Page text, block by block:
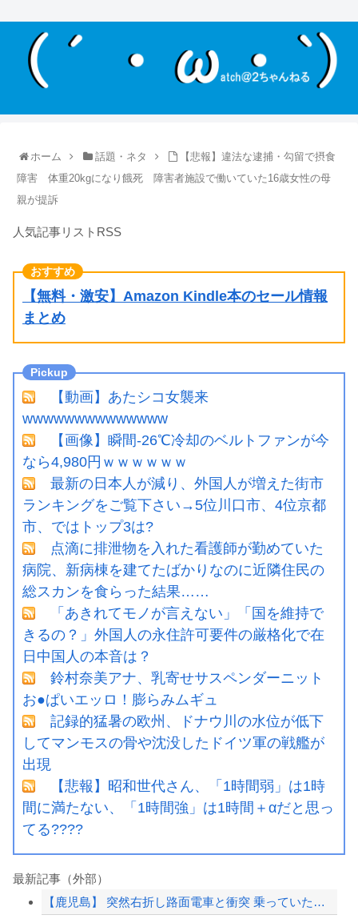
ホーム 話題・ネタ
【悲報】違法な逮捕・勾留で摂食
障害 体重20kgになり餓死 障害者施設で働いていた16歳女性の母
親が提訴
人気記事リストRSS
【無料・激安】Amazon Kindle本のセール情報
まとめ
【動画】あたシコ女襲来
wwwwwwwwwwwwww
【画像】瞬間-26℃冷却のベルトファンが今
なら4,980円ｗｗｗｗｗｗ
最新の日本人が減り、外国人が増えた街市
ランキングをご覧下さい→5位川口市、4位京都
市、ではトップ3は?
点滴に排泄物を入れた看護師が勤めていた
病院、新病棟を建てたばかりなのに近隣住民の
総スカンを食らった結果……
「あきれてモノが言えない」「国を維持で
きるの？」外国人の永住許可要件の厳格化で在
日中国人の本音は？
鈴村奈美アナ、乳寄せサスペンダーニット
お●ぱいエッロ！膨らみムギュ
記録的猛暑の欧州、ドナウ川の水位が低下
してマンモスの骨や沈没したドイツ軍の戦艦が
出現
【悲報】昭和世代さん、「1時間弱」は1時
間に満たない、「1時間強」は1時間＋αだと思っ
てる????
最新記事（外部）
【鹿児島】 突然右折し路面電車と衝突 乗っていた男女3人は車を放置しダッシュで逃...